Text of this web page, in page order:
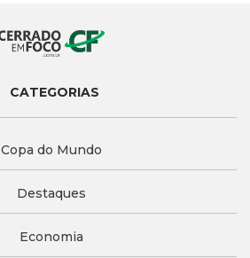
CATEGORIAS
Copa do Mundo
Destaques
Economia